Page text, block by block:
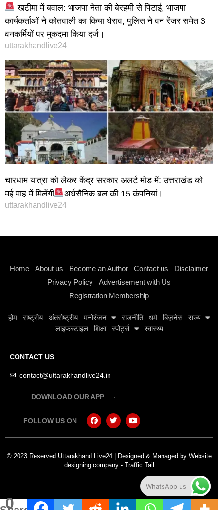
0
खटीमा में बवाल: भाजपा नेता की बेरहमी से पिटाई, भाजपा
कार्यकर्ताओं ने कोतवाली का किया घेराव, पुलिस ने वन रेंजर समेत 3
वनकर्मियों पर मुकदमा किया दर्ज।
uttarakhandlive24
चारधाम यात्रा को लेकर केंद्र सरकार अलर्ट मोड में: उत्तराखंड को
मई माह में मिलेंगी
अर्धसैनिक बल की 15 कंपनियां।
uttarakhandlive24
Home About us Become an Author Contact us
Disclaimer
Privacy Policy
Advertisement with Us
Registration Membership
होम राष्ट्रीय अंतर्राष्ट्रीय मनोरंजन राजनीति धर्म बिज़नेस
राज्य
लाइफस्टाइल
शिक्षा स्पोर्ट्स स्वास्थ्य
CONTACT US
contact@uttarakhandlive24.in
DOWNLOAD OUR APP
FOLLOW US ON
© 2023 Reserved Uttarakhand Live24 | Designed & Managed by Website
designing company- Traffic Tail
WhatsApp us